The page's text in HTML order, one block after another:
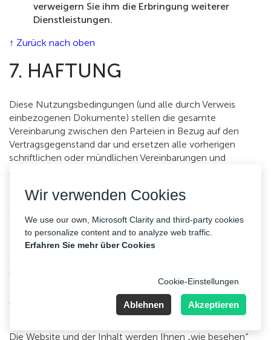
verweigern Sie ihm die Erbringung weiterer
Dienstleistungen.
↑ Zurück nach oben
7. HAFTUNG
Diese Nutzungsbedingungen (und alle durch Verweis
einbezogenen Dokumente) stellen die gesamte
Vereinbarung zwischen den Parteien in Bezug auf den
Vertragsgegenstand dar und ersetzen alle vorherigen
schriftlichen oder mündlichen Vereinbarungen und
Absprachen zwischen den Parteien. Keine Ergänzung,
Nutzungsbedingungen ist gültig oder durchsetzbar, es sei
ausdrücklichen Bestimmungen dieser
Nutzungsbedingungen.
Sollte eine Bestimmung dieser Nutzungsbedingungen
unter irgendwelchen Umständen ungültig oder nicht
durchsetzbar sein, so hat dies keinen Einfluss auf ihre
Anwendung unter anderen Umständen und die anderen
Bestimmungen dieser Bedingungen.
Die Website und der Inhalt werden Ihnen „wie besehen“
Wir verwenden Cookies
We use our own, Microsoft Clarity and third-party cookies
to personalize content and to analyze web traffic.
Erfahren Sie mehr über Cookies
Cookie-Einstellungen
Ablehnen Akzeptieren